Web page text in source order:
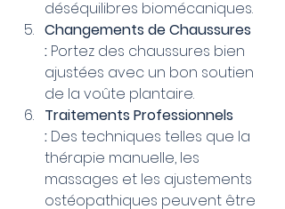
déséquilibres biomécaniques.
Changements de Chaussures
: Portez des chaussures bien
ajustées avec un bon soutien
de la voûte plantaire.
Traitements Professionnels
: Des techniques telles que la
thérapie manuelle, les
massages et les ajustements
ostéopathiques peuvent être